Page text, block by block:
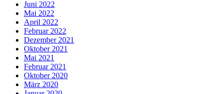
Juni 2022
Mai 2022
April 2022
Februar 2022
Dezember 2021
Oktober 2021
Mai 2021
Februar 2021
Oktober 2020
März 2020